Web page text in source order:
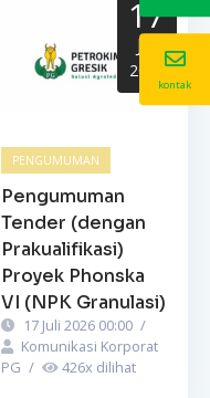
17
Jul
2026
PENGUMUMAN
Pengumuman
Tender (dengan
Prakualifikasi)
Proyek Phonska
VI (NPK Granulasi)
17 Juli 2026 00:00 /
Komunikasi Korporat
PG / 426x dilihat
kontak